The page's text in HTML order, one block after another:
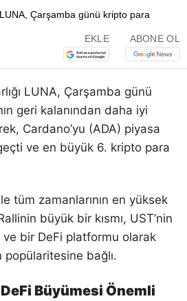
EKLE ABONE OL
LUNA, Çarşamba günü
geri kalanından daha iyi
Cardano’yu (ADA) piyasa
ve en büyük 6. kripto para
tüm zamanlarının en yüksek
büyük bir kısmı, UST’nin
bir DeFi platformu olarak
popülaritesine bağlı.
Büyümesi Önemli